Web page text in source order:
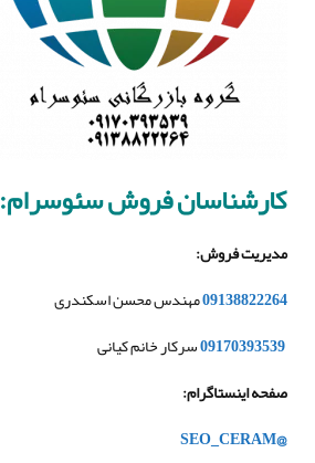
کارشناسان فروش سئوسرام:
مدیریت فروش:
09138822264مهندس محسن اسکندری
09170393539سرکار خانم کیانی
صفحه اینستاگرام:
@SEO_CERAM